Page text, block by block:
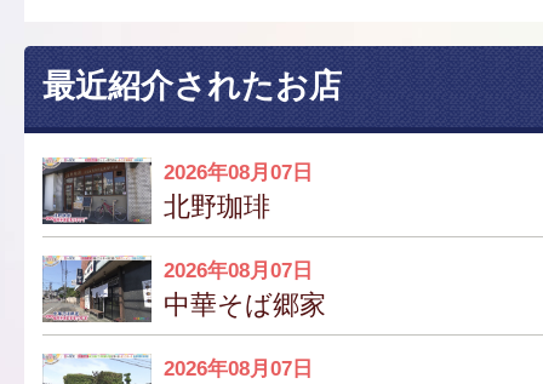
最近紹介されたお店
2026年08月07日
北野珈琲
2026年08月07日
中華そば郷家
2026年08月07日